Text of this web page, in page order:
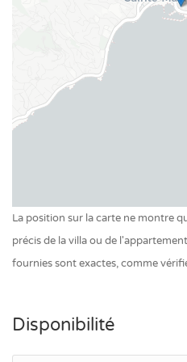
La position sur la carte ne montre
précis de la villa ou de
fournies sont exactes, comme
Disponibilité